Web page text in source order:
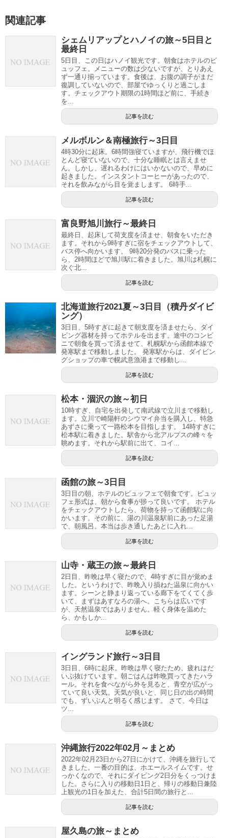
関連記事
シェムリアップとハノイの旅～5日目と
最終日
5日目、この日はハノイ観光です。朝食はホテルのビ
ュッフェ。メニューの数は少ないですが、とりあえ
ず一通り揃っています。食後は、お腹の調子がまだ
復調していないので、部屋でゆっくりと過ごしま
す。チェックアウト期限の1時間ほど前に、手続き
を...
記事を読む
メルボルン＆南極旅行～3日目
4時30分に起床。6時間強寝ていますが、飛行機でほ
とんど寝ていないので、十分な睡眠とは言えませ
ん。しかし、遅れるわけにはいかないので、早めに
起きました。インスタントコーヒーがあったので、
それを飲みながら目を覚まします。 6時手...
記事を読む
富良野旭川旅行～最終日
最終日、起床して荷支度を済ませ、朝食をいただき
ます。それから9時すぎに宿をチェックアウトして、
バス停へ向かいます。 9時20分発のバスに乗った
ら、2時間ほどで旭川駅に着きました。旭川は札幌に
次ぐ北...
記事を読む
北海道旅行2021夏～3日目（積丹ダイビ
ング）
3日目、5時すぎに起きて朝支度を済ませたら、ダイ
ビング器材を持ってホテルを出ます。途中のコンビ
ニで朝食を買って済ませて、札幌駅から函館本線で
発寒駅まで移動しました。 発寒駅からは、ダイビン
グショップの車で幌武意漁港まで移動し...
記事を読む
松本・涸沢の旅～初日
10時すぎ、自宅を出発して南武線で立川まで移動し
ます。立川で崎陽軒のシウマイ弁当を購入し、特急
あずさに乗って一路松本を目指します。 14時すぎに
松本駅に着きました。駅舎から北アルプスの峰々を
眺めます。それから駅前に出て、コイ...
記事を読む
函館の旅～3日目
3日目の朝、ホテルのビュッフェで朝食です。ビュッ
フェ形式は、朝から食事が捗って良いです。 ホテル
をチェックアウトしたら、荷物を持って函館駅に向
かいます。その前に、湯の川温泉駅前にあった足湯
で、朝風呂。本当は歩き通したあとに入れ...
記事を読む
山寺・蔵王の旅～最終日
2日目、昨晩は早く寝たので、4時すぎに目が覚めま
した。というわけで、昨晩入り損ねた温泉に向かい
ます。シーンと静まり返っている廊下をてくてく歩
いて、まずはあすなろの湯へ。こちらは広いです
が、天然温泉ではありません。軽く身体を温めた
ら、かもしか...
記事を読む
イングランド旅行～3日目
3日目、6時に起床。昨晩は早く寝たため、疲れはだ
いぶ抜けています。朝ごはんは昨晩買ってきたハラ
ール。それを食べながら外を見ると、青空が広がっ
ていて良い天気。天気が良いと、同じ日の出の時間
でも、ずいぶんと明るく感じます。 さて、今日は
ツ...
記事を読む
沖縄旅行2022年02月～まとめ
2022年02月23日から27日にかけて、沖縄を旅行して
きました。一番の目的は、ホエールスイムです。せ
っかくなので、それにダイビング2日分をくっつけま
した。さらに入りの移動日1日と、帰りの移動日兼陸
上観光の1日を加えた、合計5日間の旅行と...
記事を読む
屋久島の旅～まとめ